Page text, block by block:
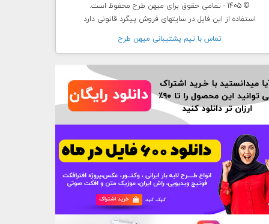
© 1405 - تمامی حقوق برای میهن طرح محفوظ است.
استفاده از این فایل در سایتهای فروش پیگرد قانونی دارد
تماس با تيم پشتيبانی ميهن طرح